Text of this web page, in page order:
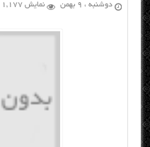
دوشنبه ، ۹ بهمن نمایش 1,177